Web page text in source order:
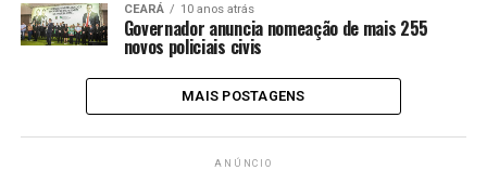
CEARÁ 10 anos atrás
Governador anuncia nomeação de mais 255
novos policiais civis
MAIS POSTAGENS
ANÚNCIO